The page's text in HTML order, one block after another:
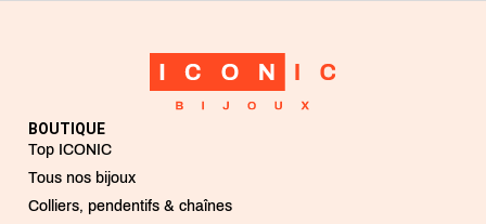
BOUTIQUE
Top ICONIC
Tous nos bijoux
Colliers, pendentifs & chaînes